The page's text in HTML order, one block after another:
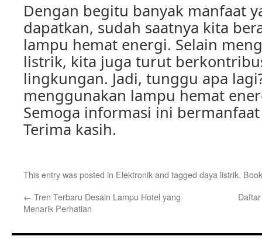
Dengan begitu banyak manfaat
dapatkan, sudah saatnya kita
lampu hemat energi. Selain
listrik, kita juga turut
lingkungan. Jadi, tunggu apa
menggunakan lampu hemat
Semoga informasi ini
Terima kasih.
This entry was posted in Elektronikand tagged daya listrik.
← Tren Terbaru Desain Lampu Hotel yang
Menarik Perhatian